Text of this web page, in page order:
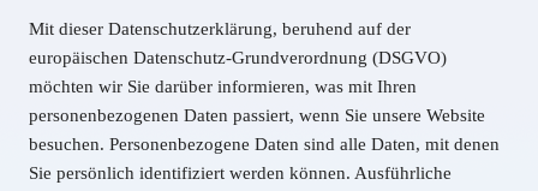
Mit dieser Datenschutzerklärung, beruhend auf der
europäischen Datenschutz-Grundverordnung (DSGVO)
möchten wir Sie darüber informieren, was mit Ihren
personenbezogenen Daten passiert, wenn Sie unsere Website
besuchen. Personenbezogene Daten sind alle Daten, mit denen
Sie persönlich identifiziert werden können. Ausführliche